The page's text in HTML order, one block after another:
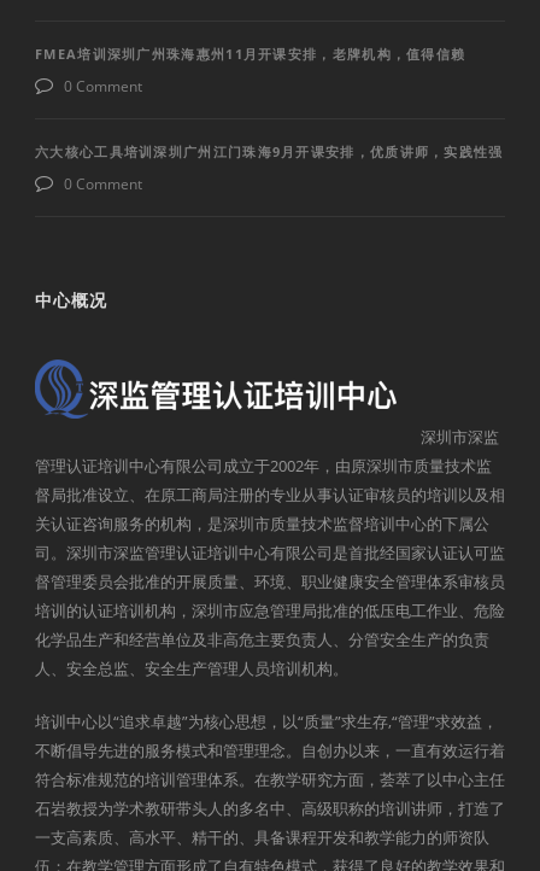
FMEA培训深圳广州珠海惠州11月开课安排，老牌机构，值得信赖
0 Comment
六大核心工具培训深圳广州江门珠海9月开课安排，优质讲师，实践性强
0 Comment
中心概况
深圳市深监
管理认证培训中心有限公司成立于2002年，由原深圳市质量技术监
督局批准设立、在原工商局注册的专业从事认证审核员的培训以及相
关认证咨询服务的机构，是深圳市质量技术监督培训中心的下属公
司。深圳市深监管理认证培训中心有限公司是首批经国家认证认可监
督管理委员会批准的开展质量、环境、职业健康安全管理体系审核员
培训的认证培训机构，深圳市应急管理局批准的低压电工作业、危险
化学品生产和经营单位及非高危主要负责人、分管安全生产的负责
人、安全总监、安全生产管理人员培训机构。
培训中心以“追求卓越”为核心思想，以“质量”求生存,“管理”求效益，
不断倡导先进的服务模式和管理理念。自创办以来，一直有效运行着
符合标准规范的培训管理体系。在教学研究方面，荟萃了以中心主任
石岩教授为学术教研带头人的多名中、高级职称的培训讲师，打造了
一支高素质、高水平、精干的、具备课程开发和教学能力的师资队
伍；在教学管理方面形成了自有特色模式，获得了良好的教学效果和